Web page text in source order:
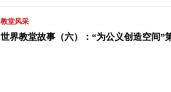
教堂风采
世界教堂故事（六）：“为公义创造空间”